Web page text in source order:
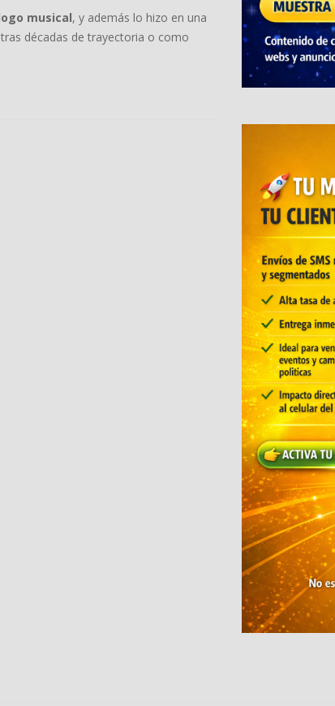
musical, y además lo hizo en una
décadas de trayectoria o como